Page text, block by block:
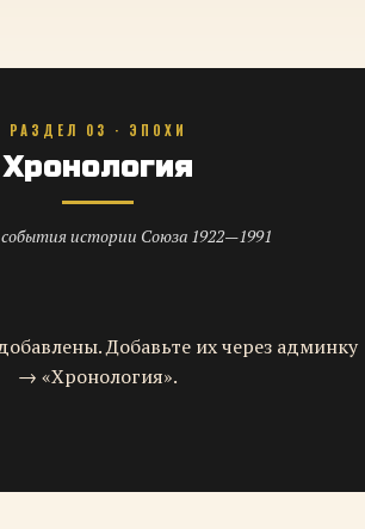
РАЗДЕЛ 03 · ЭПОХИ
Хронология
истории Союза 1922—1991
Добавьте их через админку
→ «Хронология».